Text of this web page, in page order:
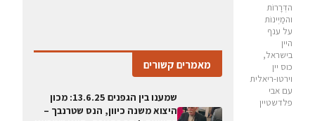
הדְּרָרוֹת
והמַיְינוֹת
על ענף
היין
בישראל,
כוס יין
וירטו-ריאלית
עם אבי
פלדשטיין
מאמרים קשורים
שמענו בין הגפנים 13.6.25: מכון
היצוא משנה כיוון, הנס שטרנבך –